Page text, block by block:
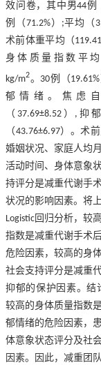
效问卷，其中男44例
例（71.2%）;平均（
术前体重平均（
身体质量指数平均
kg/m2。30例（
郁情绪。焦虑
（37.69±8.52）,抑
（43.76±6.97）。术
婚姻状况、家庭人均
活动时间、身体意象
持评分是减重代谢手
状况的影响因素。将
Logistic回归分析，较
指数是减重代谢手术
危险因素，较高的身
社会支持评分是减重
抑郁的保护因素。结
较高的身体质量指数
郁情绪的危险因素，
体意象状态评分及社
因素。因此，减重团